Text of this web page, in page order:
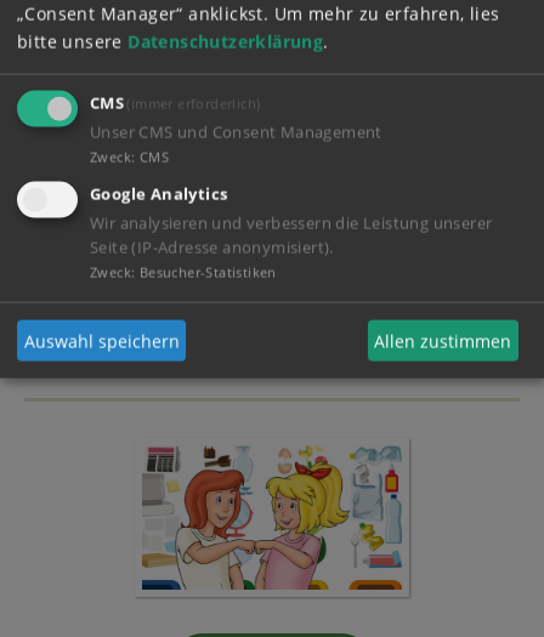
Mein Tagebuch!
„Consent Manager“ anklickst. Um mehr zu erfahren, lies
bitte unsere Datenschutzerklärung.
CMS (immer erforderlich)
Unser CMS und Consent Management
Zweck: CMS
Google Analytics
Wir analysieren und verbessern die Leistung unserer
Seite (IP-Adresse anonymisiert).
Zweck: Besucher-Statistiken
Auswahl speichern Allen zustimmen